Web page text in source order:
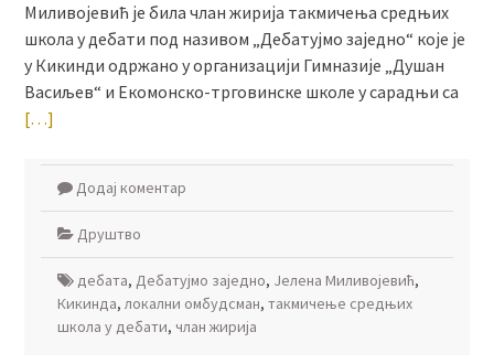
Миливојевић је била члан жирија такмичења средњих
школа у дебати под називом „Дебатујмо заједно“ које је
у Кикинди одржано у организацији Гимназије „Душан
Васиљев“ и Екомонско-трговинске школе у сарадњи са
[…]
Додај коментар
Друштво
дебата, Дебатујмо заједно, Јелена Миливојевић,
Кикинда, локални омбудсман, такмичење средњих
школа у дебати, члан жирија